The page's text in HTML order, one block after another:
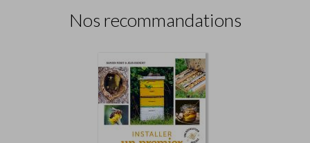
Nos recommandations